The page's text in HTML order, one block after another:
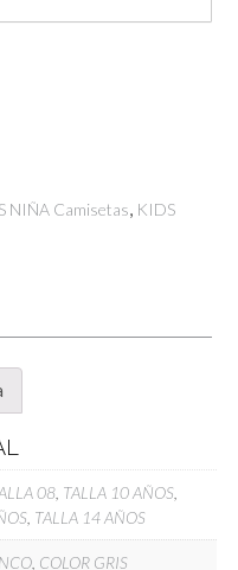
NIÑA Camisetas, KIDS
08 TALLA 10 AÑOS
TALLA 14 AÑOS
COLOR GRIS